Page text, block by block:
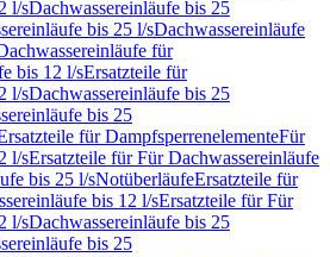
l/sDachwassereinläufe bis 25
bis 25 l/sDachwassereinläufe
für
bis 12 l/sErsatzteile für
l/sDachwassereinläufe bis 25
bis 25
für DampfsperrenelementeFür
l/sErsatzteile für Für Dachwassereinläufe
bis 25 l/sNotüberläufeErsatzteile für
bis 12 l/sErsatzteile für Für
l/sDachwassereinläufe bis 25
bis 25